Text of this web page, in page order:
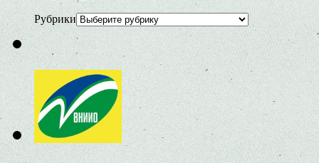
Рубрики